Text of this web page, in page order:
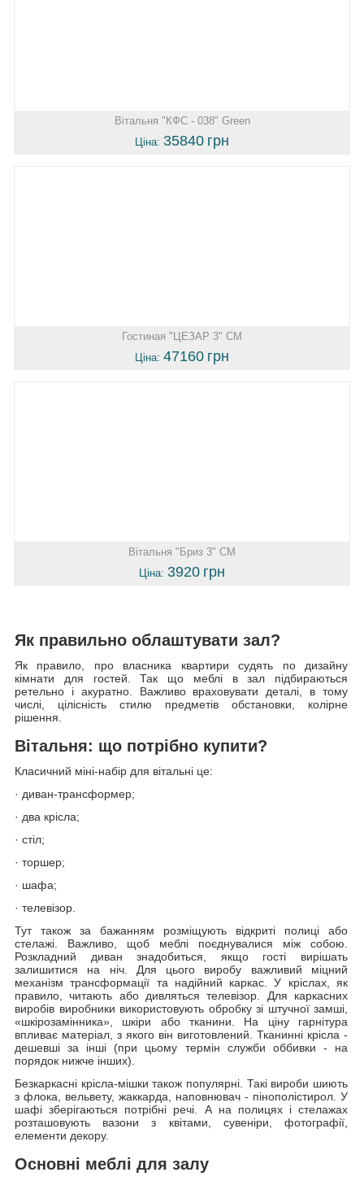
Вітальня "КФС - 038" Green
Ціна: 35840 грн
Гостиная "ЦЕЗАР 3" СМ
Ціна: 47160 грн
Вітальня "Бриз 3" СМ
Ціна: 3920 грн
Як правильно облаштувати зал?
Як правило, про власника квартири судять по дизайну
кімнати для гостей. Так що меблі в зал підбираються
ретельно і акуратно. Важливо враховувати деталі, в тому
числі, цілісність стилю предметів обстановки, колірне
рішення.
Вітальня: що потрібно купити?
Класичний міні-набір для вітальні це:
· диван-трансформер;
· два крісла;
· стіл;
· торшер;
· шафа;
· телевізор.
Тут також за бажанням розміщують відкриті полиці або
стелажі. Важливо, щоб меблі поєднувалися між собою.
Розкладний диван знадобиться, якщо гості вирішать
залишитися на ніч. Для цього виробу важливий міцний
механізм трансформації та надійний каркас. У кріслах, як
правило, читають або дивляться телевізор. Для каркасних
виробів виробники використовують обробку зі штучної замші,
«шкірозамінника», шкіри або тканини. На ціну гарнітура
впливає матеріал, з якого він виготовлений. Тканинні крісла -
дешевші за інші (при цьому термін служби оббивки - на
порядок нижче інших).
Безкаркасні крісла-мішки також популярні. Такі вироби шиють
з флока, вельвету, жаккарда, наповнювач - пінополістирол. У
шафі зберігаються потрібні речі. А на полицях і стелажах
розташовують вазони з квітами, сувеніри, фотографії,
елементи декору.
Основні меблі для залу